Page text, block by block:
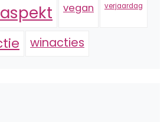
vegan verjaardag
winacties